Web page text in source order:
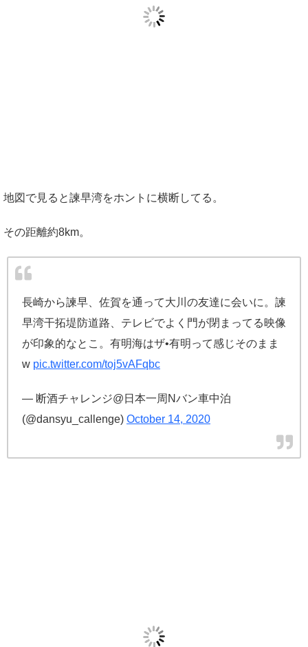
地図で見ると諫早湾をホントに横断してる。
その距離約8km。
長崎から諫早、佐賀を通って大川の友達に会いに。諫
早湾干拓堤防道路、テレビでよく門が閉まってる映像
が印象的なとこ。有明海はザ•有明って感じそのまま
w pic.twitter.com/toj5vAFqbc
— 断酒チャレンジ@日本一周Nバン車中泊
(@dansyu_callenge) October 14, 2020